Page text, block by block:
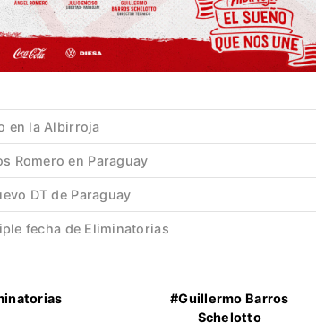
en la Albirroja
Romero en Paraguay
DT de Paraguay
fecha de Eliminatorias
#Guillermo Barros
Schelotto